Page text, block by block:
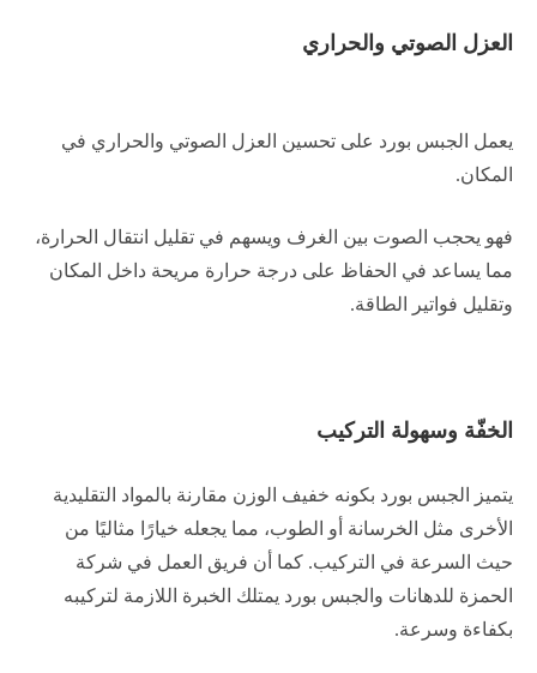
العزل الصوتي والحراري
يعمل الجبس بورد على تحسين العزل الصوتي والحراري في
المكان.
فهو يحجب الصوت بين الغرف ويسهم في تقليل انتقال الحرارة،
مما يساعد في الحفاظ على درجة حرارة مريحة داخل المكان
وتقليل فواتير الطاقة.
الخفّة وسهولة التركيب
يتميز الجبس بورد بكونه خفيف الوزن مقارنة بالمواد التقليدية
الأخرى مثل الخرسانة أو الطوب، مما يجعله خيارًا مثاليًا من
حيث السرعة في التركيب. كما أن فريق العمل في شركة
الحمزة للدهانات والجبس بورد يمتلك الخبرة اللازمة لتركيبه
بكفاءة وسرعة.